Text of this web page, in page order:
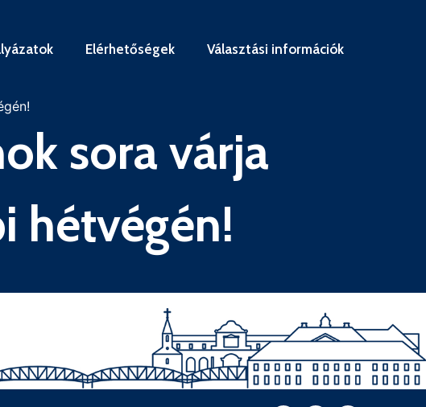
Elérhetőségek Választási információk
sora várja
hétvégén!